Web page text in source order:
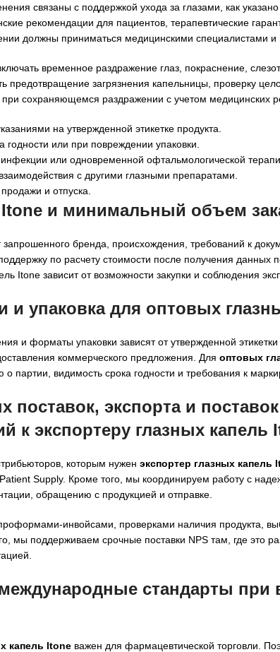
связаны с поддержкой ухода за глазами, как
рекомендации для пациентов, терапевтические
должны приниматься медицинскими специалистами и
временное раздражение глаз, покраснение,
предотвращение загрязнения капельницы, проверку
сохраняющемся раздражении с учетом медицинских
на утвержденной этикетке продукта.
годности или при повреждении упаковки.
или одновременной офтальмологической
с другими глазными препаратами.
и отпуска.
и минимальный объем
запрошенного бренда, происхождения, требований к
по расчету стоимости после получения
Itone зависит от возможности закупки и соблюдения
и упаковка для оптовых
и форматы упаковки зависят от утвержденной
коммерческого предложения. Для оптовых
видимость срока годности и требования к
поставок, экспорта и
к экспортеру глазных капель
которым нужен экспортер глазных капель
Supply. Кроме того, мы координируем работу с
обращению с продукцией и отправке.
инвойсами, проверками наличия продукта,
мы поддерживаем срочные поставки NPS там, где это
международные стандарты при
капель Itone важен для фармацевтической торговли.